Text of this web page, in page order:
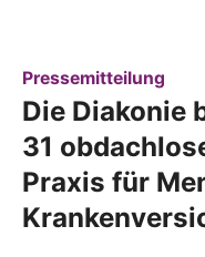
Pressemitteilung
Die Diakonie
31
Praxis für